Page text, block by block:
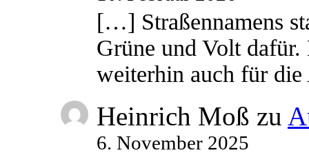
[…] Straßennamens
Grüne und Volt
weiterhin auch für
Heinrich Moß zu
6. November 2025